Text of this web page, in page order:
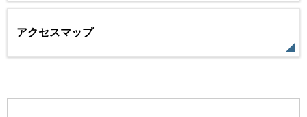
アクセスマップ